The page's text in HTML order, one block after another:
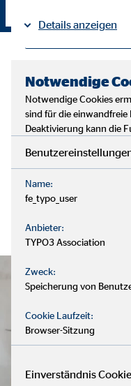
Details anzeigen
Notwendige
Notwendige Cookies
sind für die
Deaktivierung kann die
Name:
fe_typo_user
Anbieter:
TYPO3 Association
Zweck:
Speicherung von
Cookie Laufzeit:
Browser-Sitzung
Einverständnis